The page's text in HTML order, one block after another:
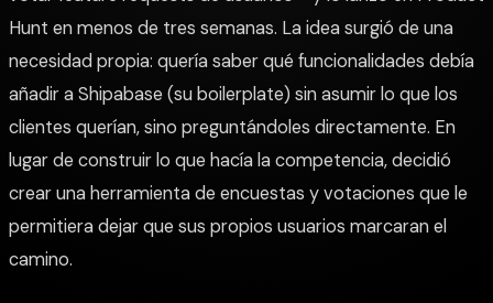
Hunt en menos de tres semanas. La idea surgió de una
necesidad propia: quería saber qué funcionalidades debía
añadir a Shipabase (su boilerplate) sin asumir lo que los
clientes querían, sino preguntándoles directamente. En
lugar de construir lo que hacía la competencia, decidió
crear una herramienta de encuestas y votaciones que le
permitiera dejar que sus propios usuarios marcaran el
camino.